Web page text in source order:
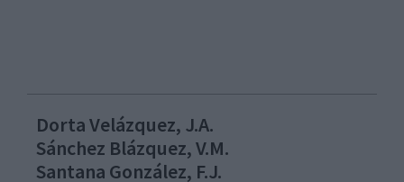
Dorta Velázquez, J.A.
Sánchez Blázquez, V.M.
Santana González, F.J.